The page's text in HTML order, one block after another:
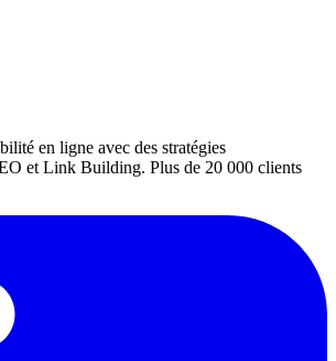
en ligne avec des stratégies
et Link Building. Plus de 20 000 clients